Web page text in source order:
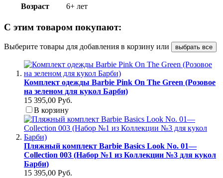
Возраст
6+ лет
С этим товаром покупают:
Выберите товары для добавления в корзину или выбрать все
Комплект одежды Barbie Pink On The Green (Розовое
на зеленом для кукол Барби)
15 395,00 Руб.
В корзину
Пляжный комплект Barbie Basics Look No. 01—
Collection 003 (Набор №1 из Коллекции №3 для кукол
Барби)
15 395,00 Руб.